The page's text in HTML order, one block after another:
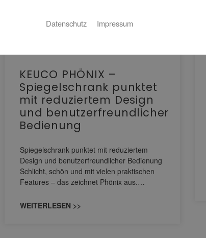
KEUCO PHÖNIX –
Spiegelschrank punktet
mit reduziertem Design
und benutzerfreundlicher
Bedienung
Spiegelschrank punktet mit reduziertem
Design und benutzerfreundlicher Bedienung
Schlicht, schön und mit vielen praktischen
Features – das zeichnet Phönix aus.…
WEITERLESEN >>
Datenschutz Impressum